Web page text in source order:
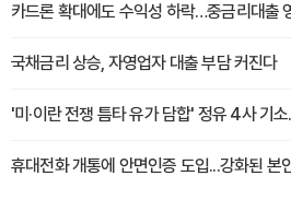
카드론 확대에도 수익성 하락…중금리대출
국채금리 상승, 자영업자 대출 부담 커진다
'미·이란 전쟁 틈타 유가 담합' 정유 4사 기
휴대전화 개통에 안면인증 도입...강화된 본